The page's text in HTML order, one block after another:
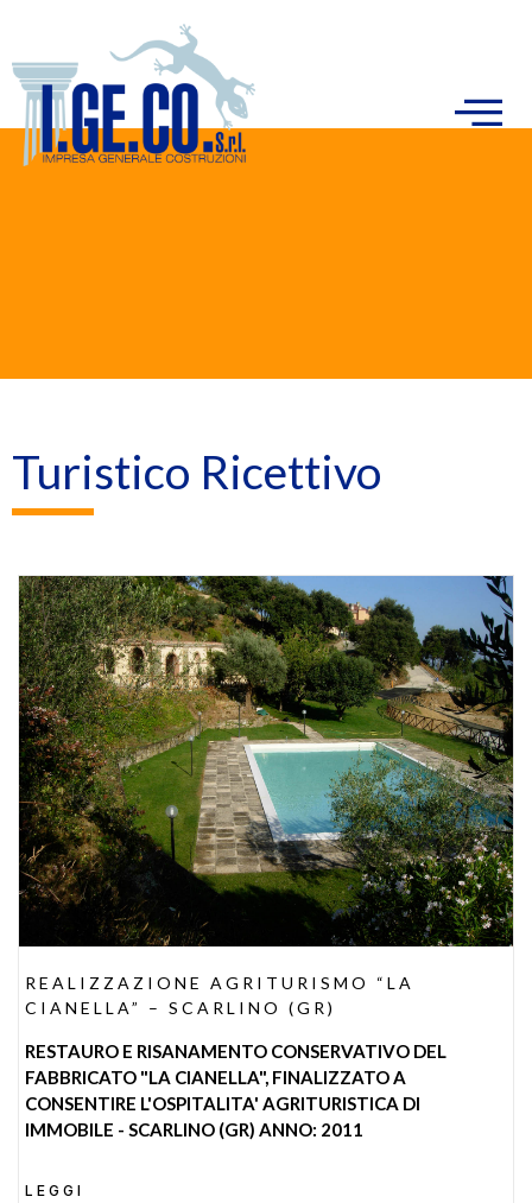
Turistico Ricettivo
REALIZZAZIONE AGRITURISMO “LA
CIANELLA” – SCARLINO (GR)
RESTAURO E RISANAMENTO CONSERVATIVO DEL
FABBRICATO "LA CIANELLA", FINALIZZATO A
CONSENTIRE L'OSPITALITA' AGRITURISTICA DI
IMMOBILE - SCARLINO (GR) ANNO: 2011
LEGGI